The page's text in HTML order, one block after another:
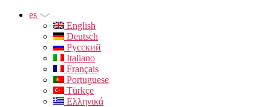
es
English
Deutsch
Русский
Italiano
Français
Portuguese
Türkçe
Ελληνικά